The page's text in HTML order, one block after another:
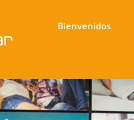
Bienvenidos